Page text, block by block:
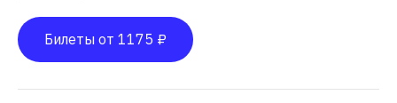
Билеты от 1175 ₽